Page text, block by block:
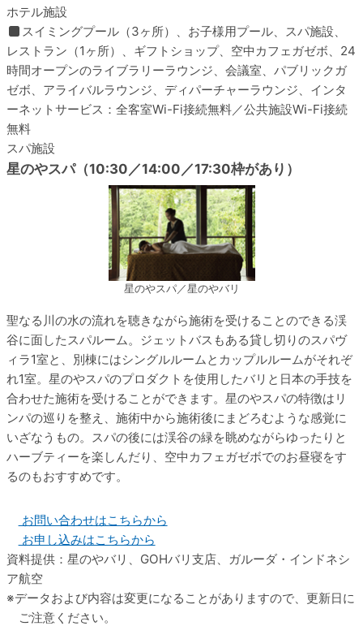
ホテル施設
スイミングプール（3ヶ所）、お子様用プール、スパ施設、
レストラン（1ヶ所）、ギフトショップ、空中カフェガゼボ、24
時間オープンのライブラリーラウンジ、会議室、パブリックガ
ゼボ、アライバルラウンジ、ディパーチャーラウンジ、インタ
ーネットサービス：全客室Wi-Fi接続無料／公共施設Wi-Fi接続
無料
スパ施設
星のやスパ（10:30／14:00／17:30枠があり）
星のやスパ／星のやバリ
聖なる川の水の流れを聴きながら施術を受けることのできる渓
谷に面したスパルーム。ジェットバスもある貸し切りのスパヴ
ィラ1室と、別棟にはシングルルームとカップルルームがそれぞ
れ1室。星のやスパのプロダクトを使用したバリと日本の手技を
合わせた施術を受けることができます。星のやスパの特徴はリ
ンパの巡りを整え、施術中から施術後にまどろむような感覚に
いざなうもの。スパの後には渓谷の緑を眺めながらゆったりと
ハーブティーを楽しんだり、空中カフェガゼボでのお昼寝をす
るのもおすすめです。
お問い合わせはこちらから
お申し込みはこちらから
資料提供：星のやバリ、GOHバリ支店、ガルーダ・インドネシ
ア航空
データおよび内容は変更になることがありますので、更新日に
ご注意ください。